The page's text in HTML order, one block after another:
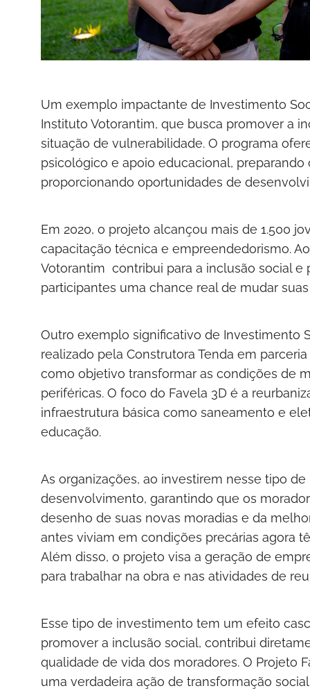
Um exemplo impactante de Investimento
Instituto Votorantim, que busca promover a
situação de vulnerabilidade. O programa
psicológico e apoio educacional,
proporcionando oportunidades de
Em 2020, o projeto alcançou mais de 1.500
capacitação técnica e empreendedorismo.
Votorantim contribui para a inclusão social e
participantes uma chance real de mudar
Outro exemplo significativo de Investimento
realizado pela Construtora Tenda em
como objetivo transformar as condições de
periféricas. O foco do Favela 3D é a
infraestrutura básica como saneamento e
educação.
As organizações, ao investirem nesse tipo
desenvolvimento, garantindo que os
desenho de suas novas moradias e da
antes viviam em condições precárias agora
Além disso, o projeto visa a geração de
para trabalhar na obra e nas atividades de
Esse tipo de investimento tem um efeito
promover a inclusão social, contribui
qualidade de vida dos moradores. O Projeto
uma verdadeira ação de transformação